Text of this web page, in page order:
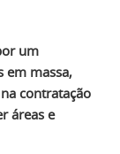
um
em massa,
contratação
áreas e